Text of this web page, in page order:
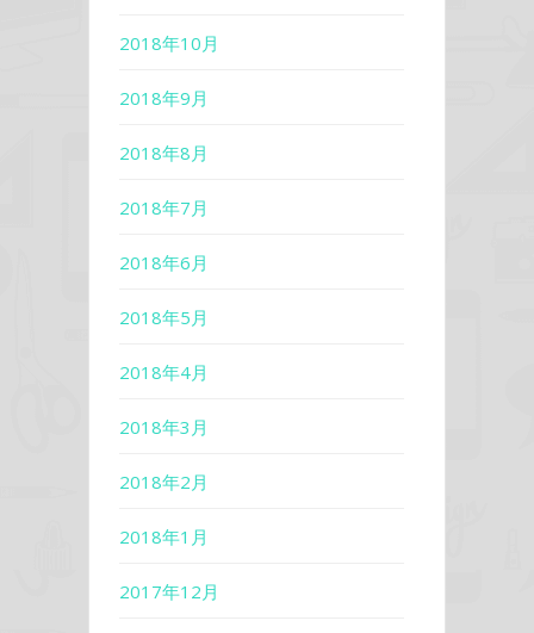
2018年10月
2018年9月
2018年8月
2018年7月
2018年6月
2018年5月
2018年4月
2018年3月
2018年2月
2018年1月
2017年12月